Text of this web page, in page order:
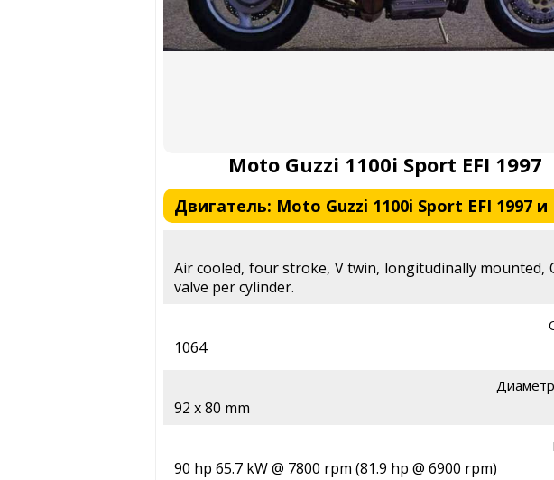
Moto Guzzi 1100i Sport EFI 1997
Двигатель: Moto Guzzi 1100i Sport EFI 1997 и
Air cooled, four stroke, V twin, longitudinally mounted,
valve per cylinder.
1064
92 x 80 mm
90 hp 65.7 kW @ 7800 rpm (81.9 hp @ 6900 rpm)